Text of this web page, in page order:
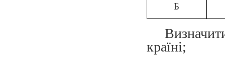
Б
країні;